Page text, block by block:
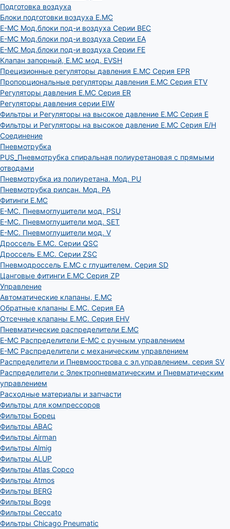
Подготовка воздуха
Блоки подготовки воздуха E.MC
E-MC Мод.блоки под-и воздуха Серии BEC
E-MC Мод.блоки под-и воздуха Серии EA
E-MC Мод.блоки под-и воздуха Серии FE
Клапан запорный, E.MC мод. EVSH
Прецизионные регуляторы давления E.MC Серия EPR
Пропорциональные регуляторы давления E.MC Серия ETV
Регуляторы давления E.MC Серия ER
Регуляторы давления серии EIW
Фильтры и Регуляторы на высокое давление E.MC Серия E
Фильтры и Регуляторы на высокое давление E.MC Серия E/H
Соединение
Пневмотрубка
PUS_Пневмотрубка спиральная полиуретановая с прямыми
отводами
Пневмотрубка из полиуретана. Мод. РU
Пневмотрубка рилсан. Мод. PA
Фитинги E.MC
E-MC. Пневмоглушители мод. PSU
E-MC. Пневмоглушители мод. SET
E-MC. Пневмоглушители мод. V
Дроссель E.MC. Серии QSC
Дроссель E.MC. Серии ZSC
Пневмодроссель E.MC с глушителем. Серия SD
Цанговые фитинги E.MC Серия ZP
Управление
Автоматические клапаны, Е.МС
Обратные клапаны E.MC. Серия EA
Отсечные клапаны E.MC. Серия EHV
Пневматические распределители E.MC
E-MC Распределители E-MC с ручным управлением
E-MC Распределители с механическим управлением
Распределители и Пневмоострова с эл.управлением. серия SV
Распределители с Электропневматическим и Пневматическим
управлением
Расходные материалы и запчасти
Фильтры для компрессоров
Фильтры Борец
Фильтры ABAC
Фильтры Airman
Фильтры Almig
Фильтры ALUP
Фильтры Atlas Copco
Фильтры Atmos
Фильтры BERG
Фильтры Boge
Фильтры Ceccato
Фильтры Chicago Pneumatic